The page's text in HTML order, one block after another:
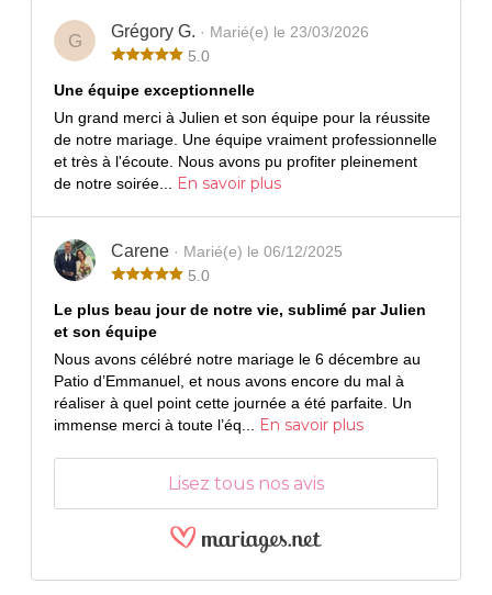
G Grégory G. · Marié(e) le 23/03/2026
5.0
Une équipe exceptionnelle
Un grand merci à Julien et son équipe pour la réussite
de notre mariage. Une équipe vraiment professionnelle
et très à l'écoute. Nous avons pu profiter pleinement
de notre soirée...
En savoir plus
Carene · Marié(e) le 06/12/2025
5.0
Le plus beau jour de notre vie, sublimé par Julien
et son équipe
Nous avons célébré notre mariage le 6 décembre au
Patio d’Emmanuel, et nous avons encore du mal à
réaliser à quel point cette journée a été parfaite. Un
immense merci à toute l’éq...
En savoir plus
Lisez tous nos avis